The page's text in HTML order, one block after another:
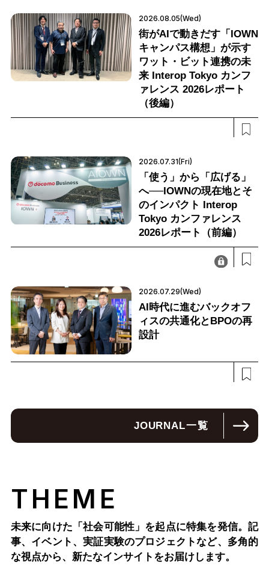
2026.08.05(Wed)
街がAIで動きだす「IOWN
キャンパス構想」が示す
ワット・ビット連携の未
来 Interop Tokyo カンフ
ァレンス 2026レポート
（後編）
2026.07.31(Fri)
「使う」から「広げる」
へ──IOWNの現在地とそ
のインパクト Interop
Tokyo カンファレンス
2026レポート（前編）
2026.07.29(Wed)
AI時代に進むバックオフ
ィスの共通化とBPOの再
設計
JOURNAL一覧
THEME
未来に向けた「社会可能性」を起点に特集を発信。記
事、イベント、実証実験のプロジェクトなど、多角的
な視点から、新たなインサイトをお届けします。